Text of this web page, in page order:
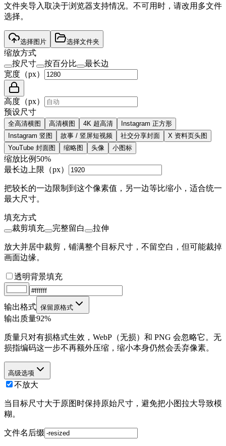
文件夹导入取决于浏览器支持情况。不可用时，请改用多文件
选择。
选择图片 选择文件夹
缩放方式
按尺寸
按百分比
最长边
宽度（px）
高度（px）
预设尺寸
全高清横图 高清横图 4K 超高清
Instagram 正方形
Instagram 竖图
故事 / 竖屏短视频 社交分享封面
X 资料页头图
YouTube 封面图
缩略图 头像 小图标
缩放比例 50%
最长边上限（px）
把较长的一边限制到这个像素值，另一边等比缩小，适合统一
最大尺寸。
填充方式
裁剪填充
完整留白 拉伸
放大并居中裁剪，铺满整个目标尺寸，不留空白，但可能裁掉
画面边缘。
透明背景填充
输出格式 保留原格式
输出质量92%
质量只对有损格式生效，WebP（无损）和 PNG 会忽略它。无
损指编码这一步不再额外压缩，缩小本身仍然会丢弃像素。
高级选项
不放大
当目标尺寸大于原图时保持原始尺寸，避免把小图拉大导致模
糊。
文件名后缀